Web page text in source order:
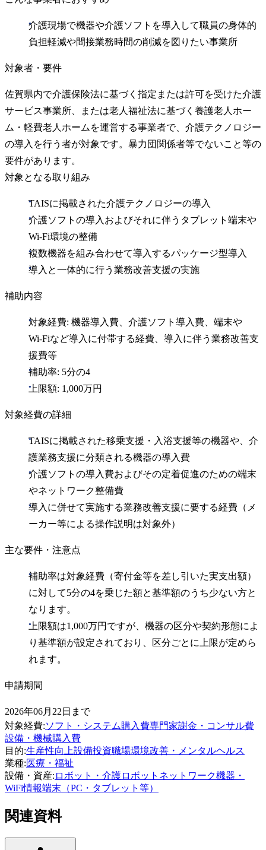
介護現場で機器や介護ソフトを導入して職員の身体的
負担軽減や間接業務時間の削減を図りたい事業所
対象者・要件
佐賀県内で介護保険法に基づく指定または許可を受けた介護
サービス事業所、または老人福祉法に基づく養護老人ホー
ム・軽費老人ホームを運営する事業者で、介護テクノロジー
の導入を行う者が対象です。暴力団関係者等でないこと等の
要件があります。
対象となる取り組み
TAISに掲載された介護テクノロジーの導入
介護ソフトの導入およびそれに伴うタブレット端末や
Wi‑Fi環境の整備
複数機器を組み合わせて導入するパッケージ型導入
導入と一体的に行う業務改善支援の実施
補助内容
対象経費: 機器導入費、介護ソフト導入費、端末や
Wi‑Fiなど導入に付帯する経費、導入に伴う業務改善支
援費等
補助率: 5分の4
上限額: 1,000万円
対象経費の詳細
TAISに掲載された移乗支援・入浴支援等の機器や、介
護業務支援に分類される機器の導入費
介護ソフトの導入費およびその定着促進のための端末
やネットワーク整備費
導入に併せて実施する業務改善支援に要する経費（メ
ーカー等による操作説明は対象外）
主な要件・注意点
補助率は対象経費（寄付金等を差し引いた実支出額）
に対して5分の4を乗じた額と基準額のうち少ない方と
なります。
上限額は1,000万円ですが、機器の区分や契約形態によ
り基準額が設定されており、区分ごとに上限が定めら
れます。
申請期間
2026年06月22日まで
対象経費:ソフト・システム購入費専門家謝金・コンサル費
設備・機械購入費
目的:生産性向上設備投資職場環境改善・メンタルヘルス
業種:医療・福祉
設備・資産: ロボット・介護ロボット ネットワーク機器・
WiFi情報端末（PC・タブレット等）
関連資料